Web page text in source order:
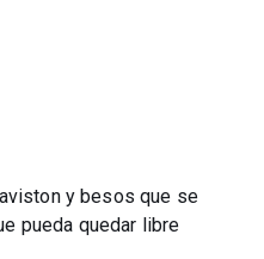
y besos que se
pueda quedar libre